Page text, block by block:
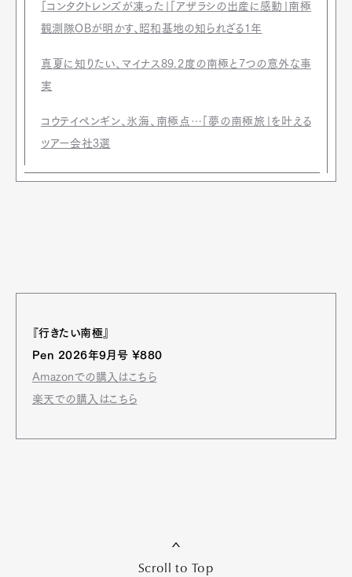
「コンタクトレンズが凍った」「アザラシの出産に感動」南極
観測隊OBが明かす、昭和基地の知られざる1年
真夏に知りたい、マイナス89.2度の南極と7つの意外な事
実
コウテイペンギン、氷海、南極点…「夢の南極旅」を叶える
ツアー会社3選
『行きたい南極』
Pen 2026年9月号 ¥880
Amazonでの購入はこちら
楽天での購入はこちら
Scroll to Top